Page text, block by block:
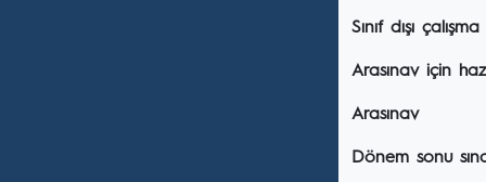
Sınıf dışı çalışma
Arasınav için
Arasınav
Dönem sonu